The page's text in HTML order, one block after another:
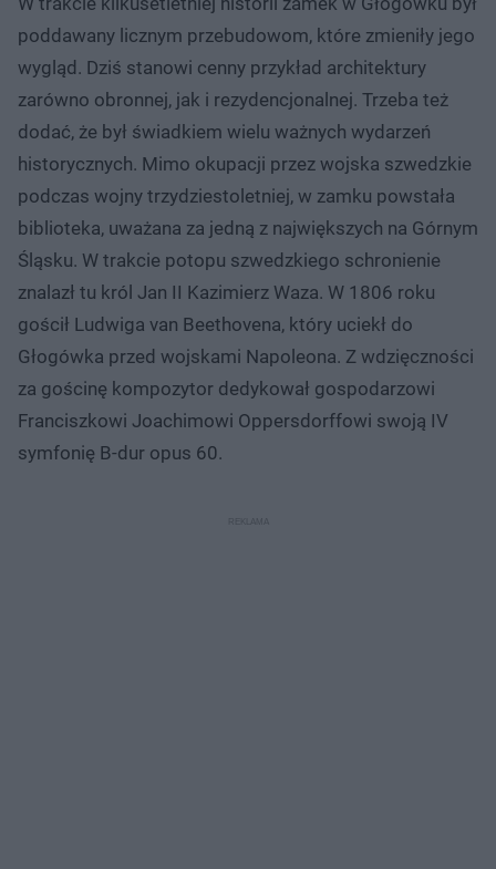
poddawany licznym przebudowom, które zmieniły jego
wygląd. Dziś stanowi cenny przykład architektury
zarówno obronnej, jak i rezydencjonalnej. Trzeba też
dodać, że był świadkiem wielu ważnych wydarzeń
historycznych. Mimo okupacji przez wojska szwedzkie
podczas wojny trzydziestoletniej, w zamku powstała
biblioteka, uważana za jedną z największych na Górnym
Śląsku. W trakcie potopu szwedzkiego schronienie
znalazł tu król Jan II Kazimierz Waza. W 1806 roku
gościł Ludwiga van Beethovena, który uciekł do
Głogówka przed wojskami Napoleona. Z wdzięczności
za gościnę kompozytor dedykował gospodarzowi
Franciszkowi Joachimowi Oppersdorffowi swoją IV
symfonię B-dur opus 60.